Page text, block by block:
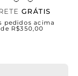
GRÁTIS
pedidos acima
de R$350,00